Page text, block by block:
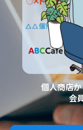
個人商店
会